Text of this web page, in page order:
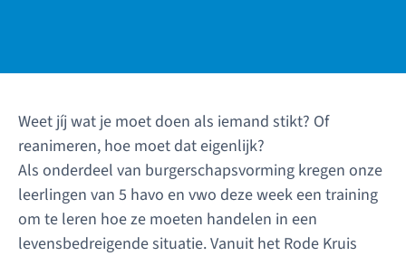
Weet jíj wat je moet doen als iemand stikt? Of
reanimeren, hoe moet dat eigenlijk?
Als onderdeel van burgerschapsvorming kregen onze
leerlingen van 5 havo en vwo deze week een training
om te leren hoe ze moeten handelen in een
levensbedreigende situatie. Vanuit het Rode Kruis